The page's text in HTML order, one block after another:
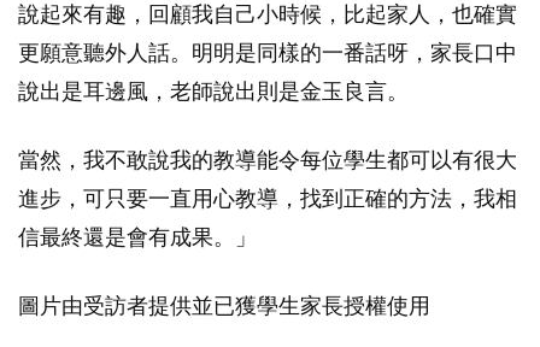
說起來有趣，回顧我自己小時候，比起家人，也確實
更願意聽外人話。明明是同樣的一番話呀，家長口中
說出是耳邊風，老師說出則是金玉良言。
當然，我不敢說我的教導能令每位學生都可以有很大
進步，可只要一直用心教導，找到正確的方法，我相
信最終還是會有成果。」
圖片由受訪者提供並已獲學生家長授權使用